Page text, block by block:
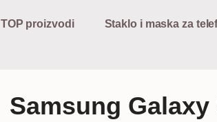
TOP proizvodi Staklo i maska za
Samsung Galaxy